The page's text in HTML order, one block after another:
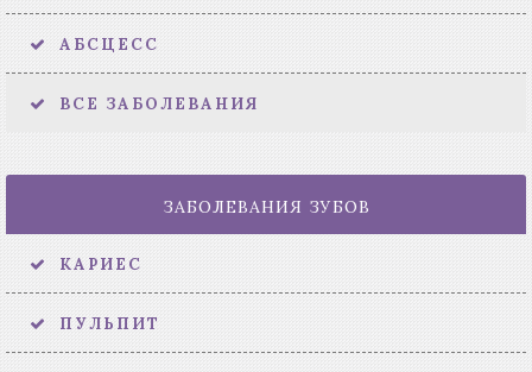
АБСЦЕСС
ВСЕ ЗАБОЛЕВАНИЯ
ЗАБОЛЕВАНИЯ ЗУБОВ
КАРИЕС
ПУЛЬПИТ